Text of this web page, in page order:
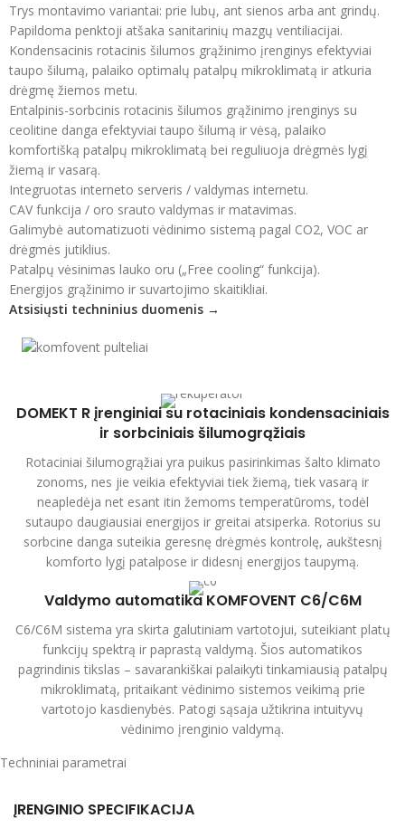
Trys montavimo variantai: prie lubų, ant sienos arba ant grindų.
Papildoma penktoji atšaka sanitarinių mazgų ventiliacijai.
Kondensacinis rotacinis šilumos grąžinimo įrenginys efektyviai
taupo šilumą, palaiko optimalų patalpų mikroklimatą ir atkuria
drėgmę žiemos metu.
Entalpinis-sorbcinis rotacinis šilumos grąžinimo įrenginys su
ceolitine danga efektyviai taupo šilumą ir vėsą, palaiko
komfortišką patalpų mikroklimatą bei reguliuoja drėgmės lygį
žiemą ir vasarą.
Integruotas interneto serveris / valdymas internetu.
CAV funkcija / oro srauto valdymas ir matavimas.
Galimybė automatizuoti vėdinimo sistemą pagal CO2, VOC ar
drėgmės jutiklius.
Patalpų vėsinimas lauko oru („Free cooling“ funkcija).
Energijos grąžinimo ir suvartojimo skaitikliai.
Atsisiųsti techninius duomenis →
DOMEKT R įrenginiai su rotaciniais kondensaciniais
ir sorbciniais šilumogrąžiais
Rotaciniai šilumogrąžiai yra puikus pasirinkimas šalto klimato
zonoms, nes jie veikia efektyviai tiek žiemą, tiek vasarą ir
neapledėja net esant itin žemoms temperatūroms, todėl
sutaupo daugiausiai energijos ir greitai atsiperka. Rotorius su
sorbcine danga suteikia geresnę drėgmės kontrolę, aukštesnį
komforto lygį patalpose ir didesnį energijos taupymą.
Valdymo automatika KOMFOVENT C6/C6M
C6/C6M sistema yra skirta galutiniam vartotojui, suteikiant platų
funkcijų spektrą ir paprastą valdymą. Šios automatikos
pagrindinis tikslas – savarankiškai palaikyti tinkamiausią patalpų
mikroklimatą, pritaikant vėdinimo sistemos veikimą prie
vartotojo kasdienybės. Patogi sąsaja užtikrina intuityvų
vėdinimo įrenginio valdymą.
Techniniai parametrai
ĮRENGINIO SPECIFIKACIJA